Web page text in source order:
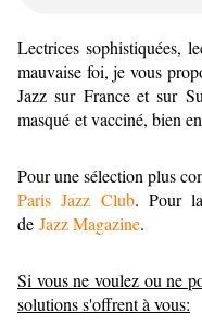
Lectrices sophistiquées,
mauvaise foi, je vous
Jazz sur France et sur
masqué et vacciné, bien
Pour une sélection plus
Paris Jazz Club. Pour
de Jazz Magazine.
Si vous ne voulez ou ne
solutions s'offrent à vous: